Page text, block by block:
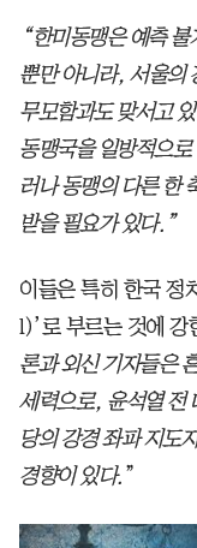
“한미동맹은 예측
뿐만 아니라, 서울의
무모함과도 맞서고
동맹국을 일방적으
러나 동맹의 다른 한
받을 필요가 있다.”
이들은 특히 한국 정
l)’로 부르는 것에 강
론과 외신 기자들은
세력으로, 윤석열 전
당의 강경 좌파 지도
경향이 있다. ”